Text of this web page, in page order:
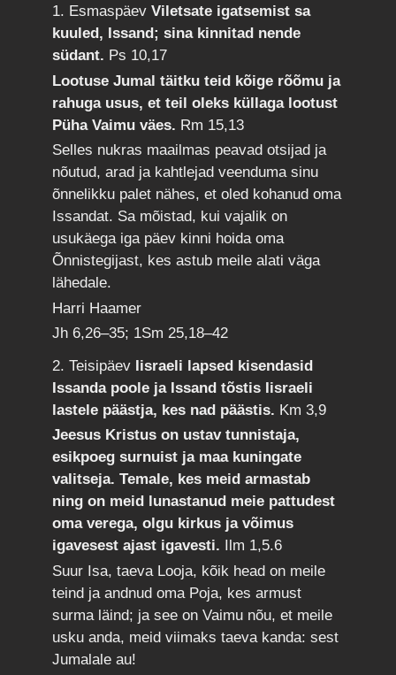
1. EsmaspäevViletsate igatsemist sa
kuuled, Issand; sina kinnitad nende
südant. Ps 10,17
Lootuse Jumal täitku teid kõige rõõmu ja
rahuga usus, et teil oleks küllaga lootust
Püha Vaimu väes. Rm 15,13
Selles nukras maailmas peavad otsijad ja
nõutud, arad ja kahtlejad veenduma sinu
õnnelikku palet nähes, et oled kohanud oma
Issandat. Sa mõistad, kui vajalik on
usukäega iga päev kinni hoida oma
Õnnistegijast, kes astub meile alati väga
lähedale.
Harri Haamer
Jh 6,26–35; 1Sm 25,18–42
2. Teisipäev Iisraeli lapsed kisendasid
Issanda poole ja Issand tõstis Iisraeli
lastele päästja, kes nad päästis. Km 3,9
Jeesus Kristus on ustav tunnistaja,
esikpoeg surnuist ja maa kuningate
valitseja. Temale, kes meid armastab
ning on meid lunastanud meie pattudest
oma verega, olgu kirkus ja võimus
igavesest ajast igavesti.
Ilm 1,5.6
Suur Isa, taeva Looja, kõik head on meile
teind ja andnud oma Poja, kes armust
surma läind; ja see on Vaimu nõu, et meile
usku anda, meid viimaks taeva kanda: sest
Jumalale au!